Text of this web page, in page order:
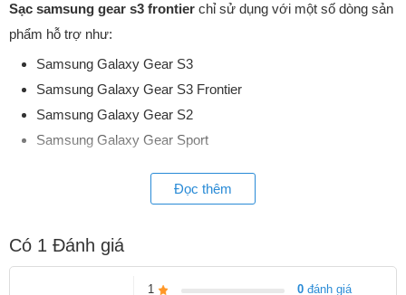
Sạc samsung gear s3 frontier chỉ sử dụng với một số dòng sản
phẩm hỗ trợ như:
Samsung Galaxy Gear S3
Samsung Galaxy Gear S3 Frontier
Samsung Galaxy Gear S2
Samsung Galaxy Gear Sport
và không phù hợp với các thiết bị khác.
Đọc thêm
Có 1 Đánh giá
1 0 đánh giá